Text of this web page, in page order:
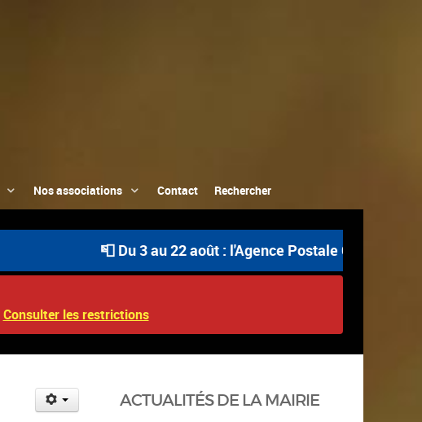
Nos associations Contact Rechercher
📮 Du 3 au 22 août : l'Agence Postale Communale est
Consulter les restrictions
ACTUALITÉS DE LA MAIRIE